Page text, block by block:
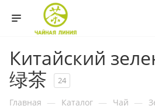
Китайский
绿茶
24
Главная — Каталог — Чай —